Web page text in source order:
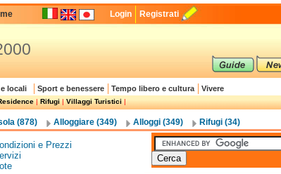
Login Registrati
locali Sport e benessere Tempo libero e cultura Vivere
|Rifugi|Villaggi Turistici|
(878) Alloggiare (349) Alloggi (349) Rifugi (34)
e Prezzi